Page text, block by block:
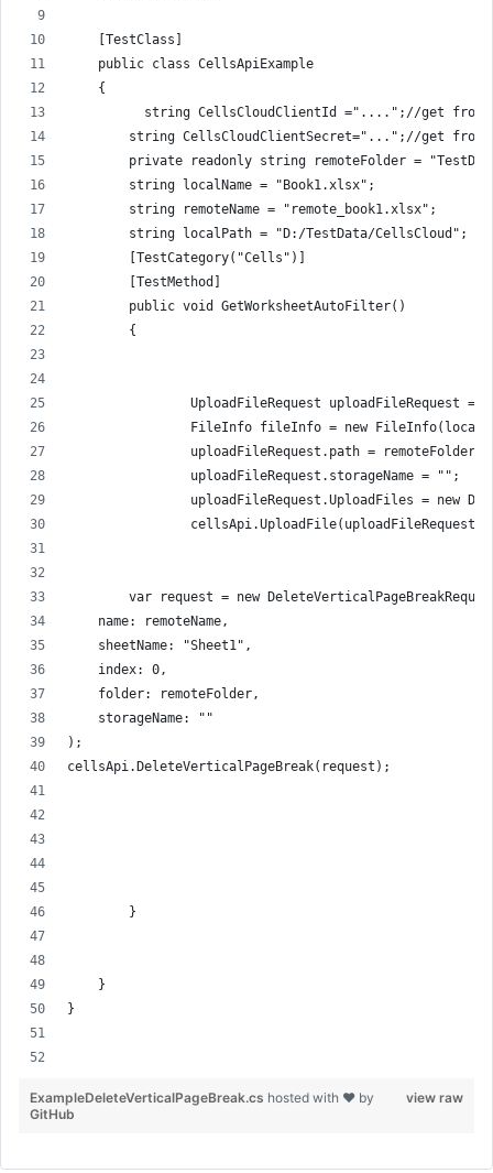
    [TestClass]
    public class CellsApiExample
    {
string CellsCloudClientId ="....";//get
string CellsCloudClientSecret="...";//get
private readonly string remoteFolder =
        string localName = "Book1.xlsx";
        string remoteName = "remote_book1.xlsx";
        string localPath = "D:/TestData/CellsCloud";
        [TestCategory("Cells")]
        [TestMethod]
        public void GetWorksheetAutoFilter()
        {
UploadFileRequest uploadFileRequest =
FileInfo fileInfo = new
uploadFileRequest.path = remoteFolder
                uploadFileRequest.storageName = "";
uploadFileRequest.UploadFiles = new
                cellsApi.UploadFile(uploadFileRequest);
var request = new
    name: remoteName,
    sheetName: "Sheet1",
    index: 0,
    folder: remoteFolder,
    storageName: ""
);
cellsApi.DeleteVerticalPageBreak(request);
        }
    }
}
view raw
ExampleDeleteVerticalPageBreak.cs hosted with ❤ by
GitHub